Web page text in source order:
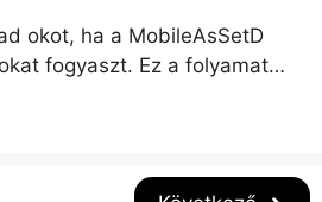
okot, ha a MobileAsSetD
fogyaszt. Ez a folyamat…